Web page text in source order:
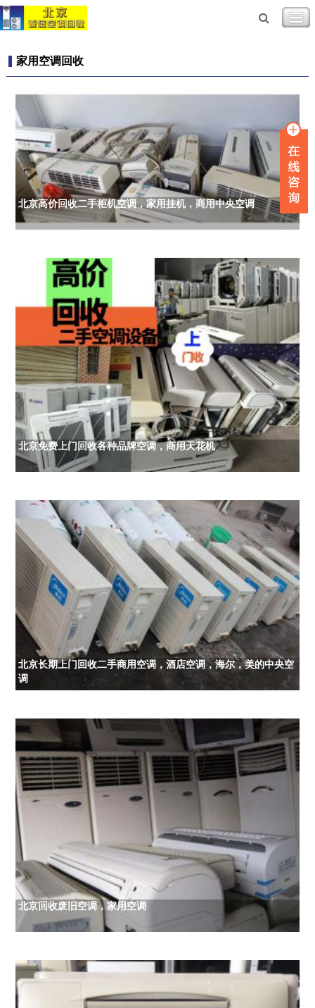
家用空调回收
北京高价回收二手柜机空调，家用挂机，商用中央空调
北京免费上门回收各种品牌空调，商用天花机
北京长期上门回收二手商用空调，酒店空调，海尔，美的中央空
调
北京回收废旧空调，家用空调